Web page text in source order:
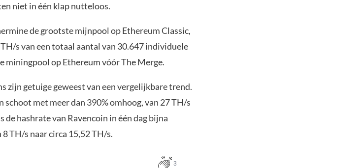
niet in één klap nutteloos.
de grootste mijnpool op Ethereum Classic,
s van een totaal aantal van 30.647 individuele
miningpool op Ethereum vóór The Merge.
zijn getuige geweest van een vergelijkbare trend.
schoot met meer dan 390% omhoog, van 27 TH/s
de hashrate van Ravencoin in één dag bijna
TH/s naar circa 15,52 TH/s.
3